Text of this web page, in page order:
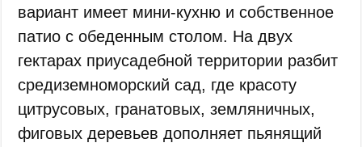
вариант имеет мини-кухню и собственное
патио с обеденным столом. На двух
гектарах приусадебной территории разбит
средиземноморский сад, где красоту
цитрусовых, гранатовых, земляничных,
фиговых деревьев дополняет пьянящий